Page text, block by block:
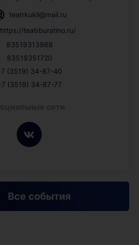
teatrkukli@mail.ru
https://teatrburatino.ru/
83519313988
83519351720
(3519) 34-87-40
(3519) 34-87-77
Все события